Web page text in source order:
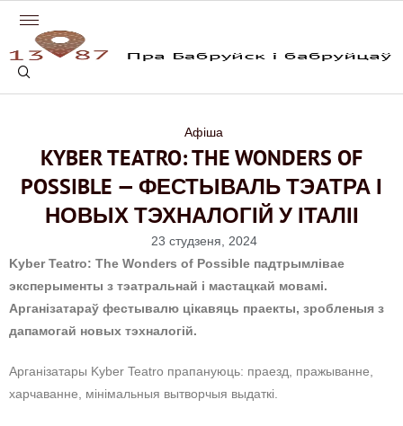
Афіша
KYBER TEATRO: THE WONDERS OF
POSSIBLE — ФЕСТЫВАЛЬ ТЭАТРА І
НОВЫХ ТЭХНАЛОГІЙ У ІТАЛІІ
23 студзеня, 2024
Kyber Teatro: The Wonders of Possible падтрымлівае
эксперыменты з тэатральнай і мастацкай мовамі.
Арганізатараў фестывалю цікавяць праекты, зробленыя з
дапамогай новых тэхналогій.
Арганізатары Kyber Teatro прапануюць: праезд, пражыванне,
харчаванне, мінімальныя вытворчыя выдаткі.